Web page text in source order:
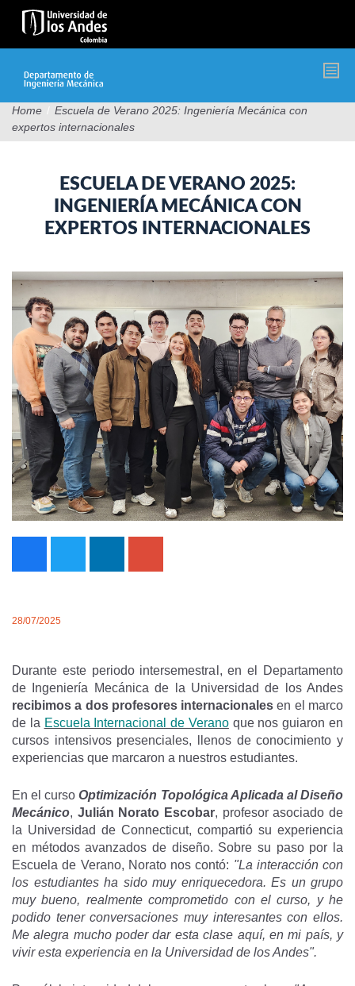
Pasar
contenido
Home / Escuela de Verano 2025: Ingeniería Mecánica con
expertos internacionales
ESCUELA DE VERANO 2025:
INGENIERÍA MECÁNICA CON
EXPERTOS INTERNACIONALES
28/07/2025
Durante este periodo intersemestral, en el Departamento
de Ingeniería Mecánica de la Universidad de los Andes
recibimos a dos profesores internacionales en el marco
de la Escuela Internacional de Veranoque nos guiaron en
cursos intensivos presenciales, llenos de conocimiento y
experiencias que marcaron a nuestros estudiantes.
En el cursoOptimización Topológica Aplicada al Diseño
Mecánico, Julián Norato Escobar, profesor asociado de
la Universidad de Connecticut, compartió su experiencia
en métodos avanzados de diseño. Sobre su paso por la
Escuela de Verano, Norato nos contó: "La interacción con
los estudiantes ha sido muy enriquecedora. Es un grupo
muy bueno, realmente comprometido con el curso, y he
podido tener conversaciones muy interesantes con ellos.
Me alegra mucho poder dar esta clase aquí, en mi país, y
vivir esta experiencia en la Universidad de los Andes".